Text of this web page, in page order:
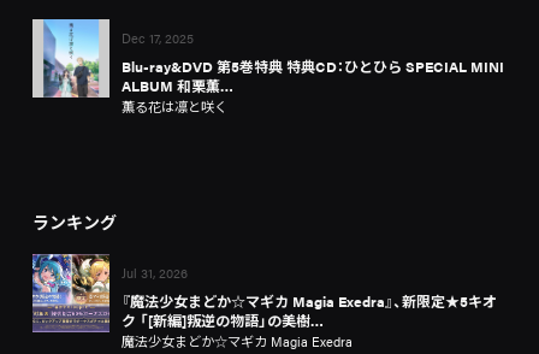
Dec 17, 2025
Blu-ray&DVD 第5巻特典 特典CD：ひとひら SPECIAL MINI
ALBUM 和栗薫…
薫る花は凛と咲く
ランキング
Jul 31, 2026
『魔法少女まどか☆マギカ Magia Exedra』、新限定★5キオ
ク 「[新編]叛逆の物語」の美樹…
魔法少女まどか☆マギカ Magia Exedra